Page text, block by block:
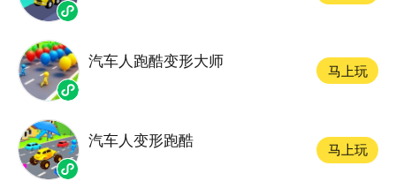
汽车人跑酷变形大师
马上玩
汽车人变形跑酷
马上玩